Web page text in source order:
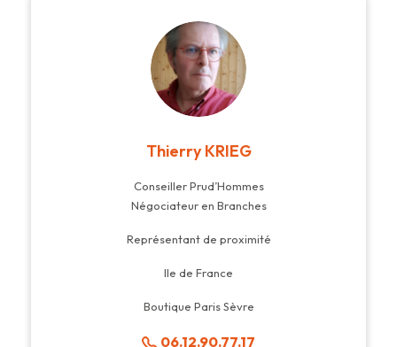
Thierry KRIEG
Conseiller Prud’Hommes
Négociateur en Branches
Représentant de proximité
Ile de France
Boutique Paris Sèvre
06.12.90.77.17